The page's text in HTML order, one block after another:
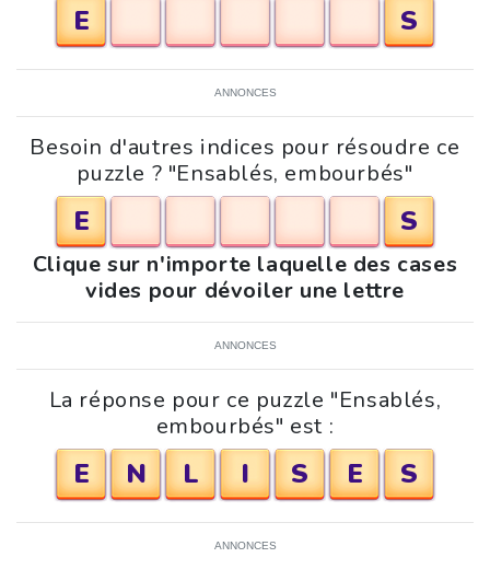
E
S
ANNONCES
Besoin d'autres indices pour résoudre ce
puzzle ? "Ensablés, embourbés"
E S
Clique sur n'importe laquelle des cases
vides pour dévoiler une lettre
ANNONCES
La réponse pour ce puzzle "Ensablés,
embourbés" est :
E N L I S E S
ANNONCES